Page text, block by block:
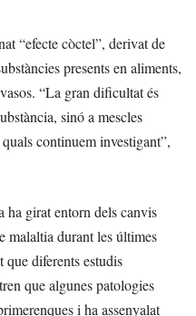
“efecte còctel”, derivat de
presents en aliments,
“La gran dificultat és
sinó a mescles
continuem investigant”,
ha girat entorn dels canvis
malaltia durant les últimes
diferents estudis
que algunes patologies
i ha assenyalat